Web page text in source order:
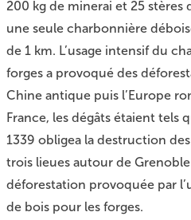
200 kg de minerai et 25 stères
une seule charbonnière
de 1 km. L’usage intensif du
forges a provoqué des
Chine antique puis l’Europe
France, les dégâts étaient tels
1339 obligea la destruction
trois lieues autour de Grenoble
déforestation provoquée par
de bois pour les forges.